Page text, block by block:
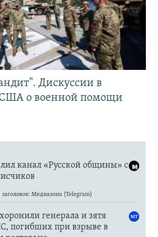
Дискуссии в
США о военной помощи